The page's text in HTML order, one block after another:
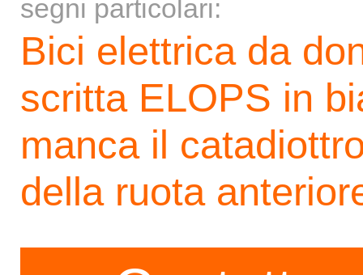
segni particolari:
Bici elettrica da
scritta ELOPS in
manca il
della ruota